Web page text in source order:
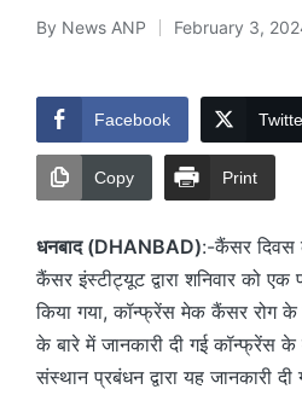
Posted
By News ANP February 3,
Facebook
Copy Print
धनबाद (DHANBAD):-कैंसर दिवस
कैंसर इंस्टीट्यूट द्वारा शनिवार को
किया गया, कॉन्फ्रेंस मेक कैंसर रोग
के बारे में जानकारी दी गई कॉन्फ्रेंस
संस्थान प्रबंधन द्वारा यह जानकारी